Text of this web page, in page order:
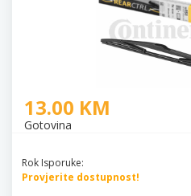
13.00 KM
Gotovina
Rok Isporuke:
Provjerite dostupnost!